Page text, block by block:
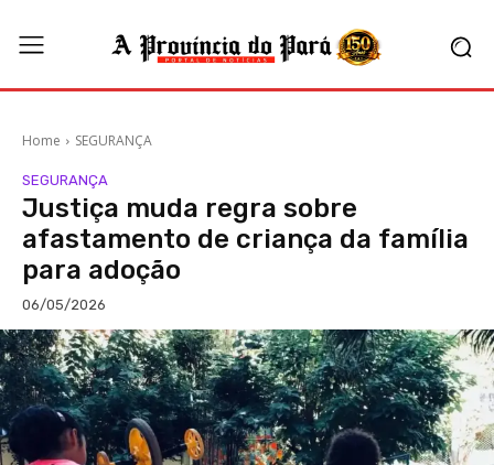
Home SEGURANÇA
SEGURANÇA
Justiça muda regra sobre
afastamento de criança da família
para adoção
06/05/2026